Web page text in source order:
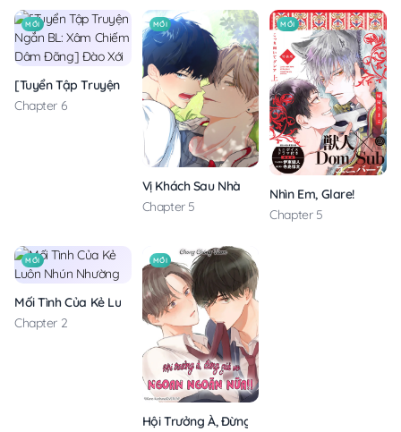
MỚI
[Tuyển Tập Truyện Ngắn BL: Xâm Chiếm Dâm Đãng] Đào Xới
Chapter 6
MỚI
Vị Khách Sau Nhà
Chapter 5
MỚI
Nhìn Em, Glare!
Chapter 5
MỚI
Mối Tình Của Kẻ Luôn Nhún Nhường
Chapter 2
MỚI
Hội Trưởng À, Đừng Giả Vờ Ngoan Ngoãn